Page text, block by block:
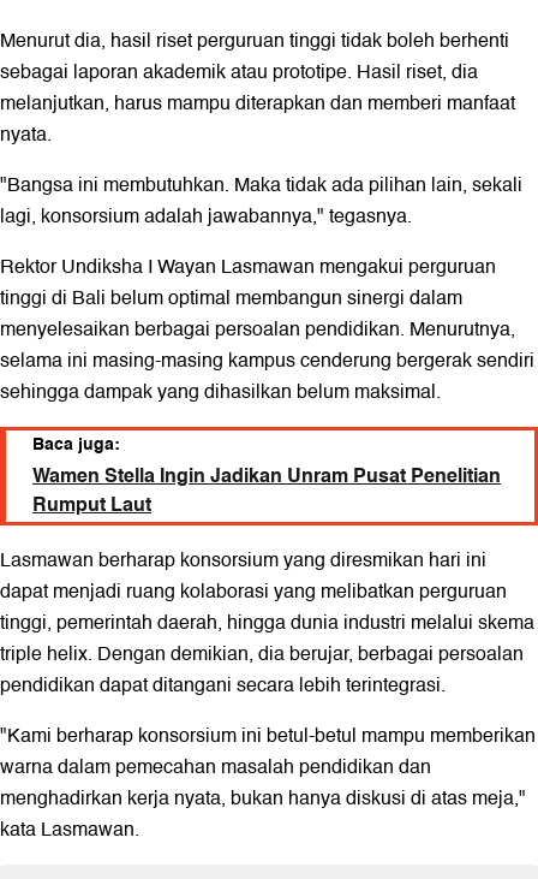
Menurut dia, hasil riset perguruan tinggi tidak boleh berhenti
sebagai laporan akademik atau prototipe. Hasil riset, dia
melanjutkan, harus mampu diterapkan dan memberi manfaat
nyata.
"Bangsa ini membutuhkan. Maka tidak ada pilihan lain, sekali
lagi, konsorsium adalah jawabannya," tegasnya.
Rektor Undiksha I Wayan Lasmawan mengakui perguruan
tinggi di Bali belum optimal membangun sinergi dalam
menyelesaikan berbagai persoalan pendidikan. Menurutnya,
selama ini masing-masing kampus cenderung bergerak sendiri
sehingga dampak yang dihasilkan belum maksimal.
Baca juga:
Wamen Stella Ingin Jadikan Unram Pusat Penelitian
Rumput Laut
Lasmawan berharap konsorsium yang diresmikan hari ini
dapat menjadi ruang kolaborasi yang melibatkan perguruan
tinggi, pemerintah daerah, hingga dunia industri melalui skema
triple helix. Dengan demikian, dia berujar, berbagai persoalan
pendidikan dapat ditangani secara lebih terintegrasi.
"Kami berharap konsorsium ini betul-betul mampu memberikan
warna dalam pemecahan masalah pendidikan dan
menghadirkan kerja nyata, bukan hanya diskusi di atas meja,"
kata Lasmawan.